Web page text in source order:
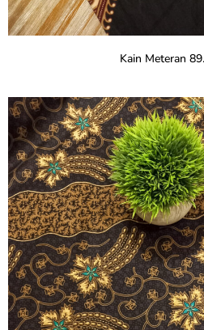
Kain Meteran